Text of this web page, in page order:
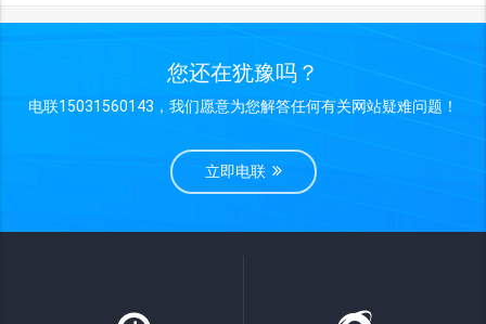
您还在犹豫吗？
电联15031560143，我们愿意为您解答任何有关网站疑难问题！
立即电联